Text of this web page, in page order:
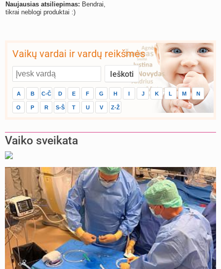
Naujausias atsiliepimas: Bendrai,
tikrai neblogi produktai :)
Vaikų vardai ir vardų reikšmės
A B C-Č D E F G H I J K L M N
O P R S-Š T U V Z-Ž
Vaiko sveikata